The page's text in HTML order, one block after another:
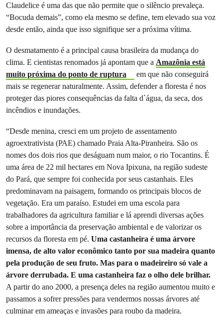
Claudelice é uma das que não permite que o silêncio prevaleça.
“Bocuda demais”, como ela mesmo se define, tem elevado sua voz
desde então, ainda que isso signifique ser a próxima vítima.
O desmatamento é a principal causa brasileira da mudança do
clima. E cientistas renomados já apontam que a Amazônia está
muito próxima do ponto de ruptura
em que não conseguirá
mais se regenerar naturalmente. Assim, defender a floresta é nos
proteger das piores consequências da falta d`água, da seca, dos
incêndios e inundações.
“Desde menina, cresci em um projeto de assentamento
agroextrativista (PAE) chamado Praia Alta-Piranheira. São os
nomes dos dois rios que deságuam num maior, o rio Tocantins. É
uma área de 22 mil hectares em Nova Ipixuna, na região sudeste
do Pará, que sempre foi conhecida por seus castanhais. Eles
predominavam na paisagem, formando os principais blocos de
vegetação. Era um paraíso. Estudei em uma escola para
trabalhadores da agricultura familiar e lá aprendi diversas ações
sobre a importância da preservação ambiental e de valorizar os
recursos da floresta em pé. Uma castanheira é uma árvore
imensa, de alto valor econômico tanto por sua madeira quanto
pela produção de seu fruto. Mas para o madeireiro só vale a
árvore derrubada. E uma castanheira faz o olho dele brilhar.
A partir do ano 2000, a presença deles na região aumentou muito e
passamos a sofrer pressões para vendermos nossas árvores até
culminar em ameaças e invasões para roubo da madeira.